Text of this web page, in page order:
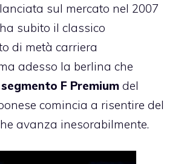
sul mercato nel 2007
subito il classico
di metà carriera
adesso la berlina che
segmento F Premium del
comincia a risentire del
avanza inesorabilmente.